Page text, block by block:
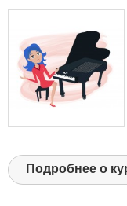
Подробнее о